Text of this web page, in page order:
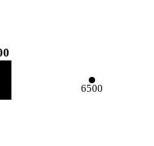
6500